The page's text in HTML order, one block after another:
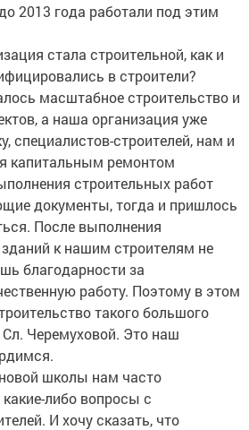
2013 года работали под этим
стала строительной, как и
в строители?
масштабное строительство и
а наша организация уже
специалистов-строителей, нам и
капитальным ремонтом
строительных работ
документы, тогда и пришлось
После выполнения
к нашим строителям не
благодарности за
работу. Поэтому в этом
такого большого
Черемуховой. Это наш
школы нам часто
либо вопросы с
И хочу сказать, что